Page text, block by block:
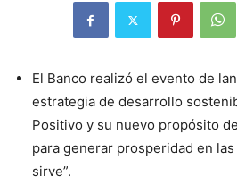
El Banco realizó el evento de
estrategia de desarrollo
Positivo y su nuevo propósito
para generar prosperidad en
sirve”.